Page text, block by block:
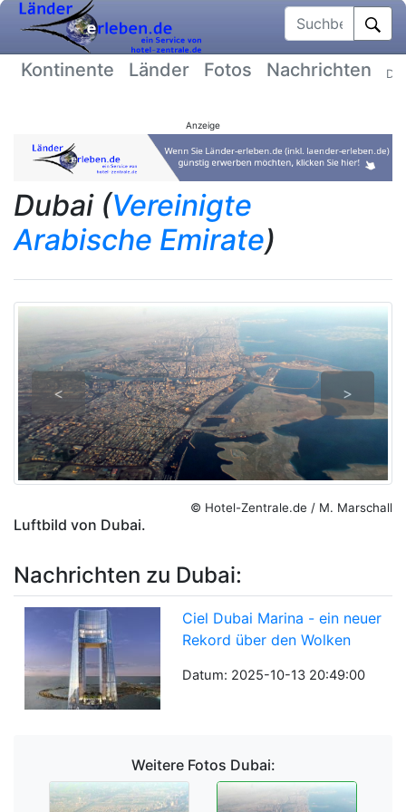
Suchbegriff
Kontinente Länder Fotos Nachrichten
Anzeige
Dubai (Vereinigte
Arabische Emirate)
< >
© Hotel-Zentrale.de / M. Marschall
Luftbild von Dubai.
Nachrichten zu Dubai:
Ciel Dubai Marina - ein neuer
Rekord über den Wolken
Datum: 2025-10-13 20:49:00
Weitere Fotos Dubai: